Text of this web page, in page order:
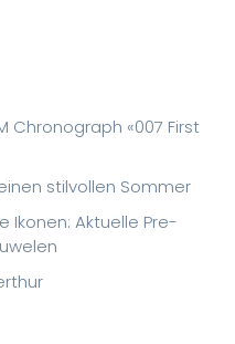
Chronograph «007 First
stilvollen Sommer
Ikonen: Aktuelle Pre-